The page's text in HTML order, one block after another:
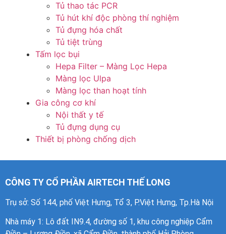
Tủ thao tác PCR
Tủ hút khí độc phòng thí nghiệm
Tủ đựng hóa chất
Tủ tiệt trùng
Tấm lọc bụi
Hepa Filter – Màng Lọc Hepa
Màng lọc Ulpa
Màng lọc than hoạt tính
Gia công cơ khí
Nội thất y tế
Tủ đựng dụng cụ
Thiết bị phòng chống dịch
CÔNG TY CỔ PHẦN AIRTECH THẾ LONG
Trụ sở: Số 144, phố Việt Hưng, Tổ 3, P.Việt Hưng, Tp.Hà Nội
Nhà máy 1: Lô đất IN9.4, đường số 1, khu công nghiệp Cẩm